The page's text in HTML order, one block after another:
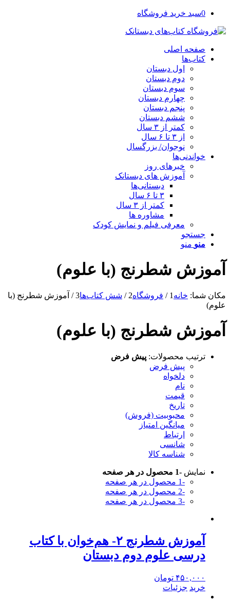
0سبد خرید فروشگاه
صفحه اصلی
کتاب‌ها
اول دبستان
دوم دبستان
سوم دبستان
چهارم دبستان
پنجم دبستان
ششم دبستان
کمتر از ۳ سال
از ۳ تا ۶ سال
نوجوان/ بزرگسال
خواندنی‌ها
خبرهای روز
آموزش های دبستانک
دبستانی‌ها
۳ تا ۶ سال
کمتر از ۳ سال
مشاوره ها
معرفی فیلم و نمایش کودک
جستجو
منو منو
آموزش شطرنج (با علوم)
مکان شما: خانه 1
/ فروشگاه2
/ شش کتاب‌ها3
/ آموزش شطرنج (با
علوم)
آموزش شطرنج (با علوم)
ترتیب محصولات: پیش فرض
پیش فرض
دلخواه
نام
قیمت
تاریخ
محبوبیت (فروش)
میانگین امتیاز
ارتباط
شانسی
شناسه کالا
نمایش -1 محصول در هر صفحه
-1 محصول در هر صفحه
-2 محصول در هر صفحه
-3 محصول در هر صفحه
آموزش شطرنج ۲- هم‌خوان با کتاب
درسی علوم دوم دبستان
۴۵۰,۰۰۰ تومان
خرید جزئیات